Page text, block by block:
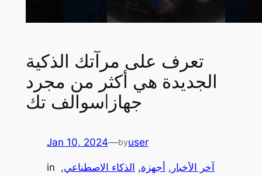
تعرف على مرآتك الذكية
الجديدة هي أكثر من مجرد
جهاز|سوالف تك
Jan 10, 2024—byuser
in آخر الأخبار , أجهزة, الذكاء الاصطناعي,